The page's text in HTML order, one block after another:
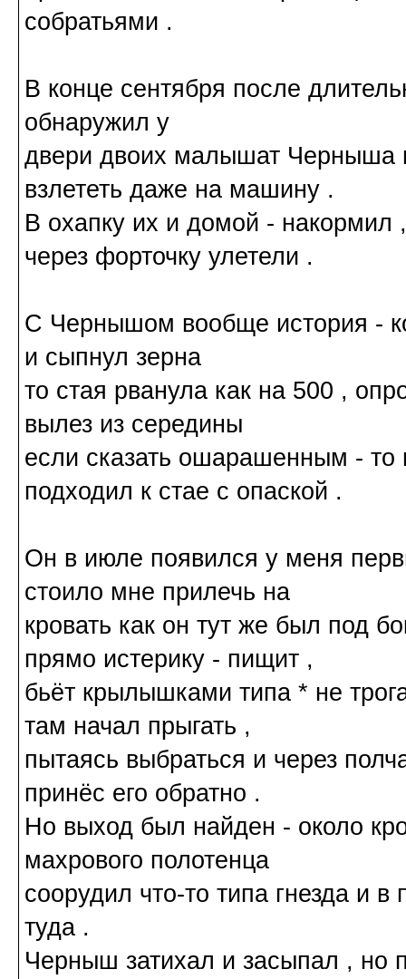
собратьями .
В конце сентября после
обнаружил у
двери двоих малышат Черныша
взлететь даже на машину .
В охапку их и домой - накормил
через форточку улетели .
С Чернышом вообще история -
и сыпнул зерна
то стая рванула как на 500 ,
вылез из середины
если сказать ошарашенным - то
подходил к стае с опаской .
Он в июле появился у меня
стоило мне прилечь на
кровать как он тут же был под
прямо истерику - пищит ,
бьёт крылышками типа * не
там начал прыгать ,
пытаясь выбраться и через
принёс его обратно .
Но выход был найден - около
махрового полотенца
соорудил что-то типа гнезда и
туда .
Черныш затихал и засыпал , но